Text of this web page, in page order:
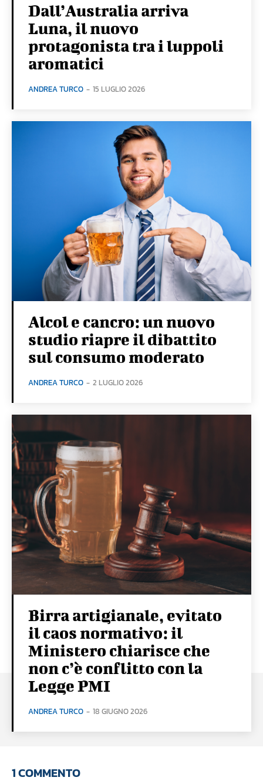
Dall’Australia arriva
Luna, il nuovo
protagonista tra i luppoli
aromatici
ANDREA TURCO - 15 LUGLIO 2026
Alcol e cancro: un nuovo
studio riapre il dibattito
sul consumo moderato
ANDREA TURCO - 2 LUGLIO 2026
Birra artigianale, evitato
il caos normativo: il
Ministero chiarisce che
non c’è conflitto con la
Legge PMI
ANDREA TURCO - 18 GIUGNO 2026
1 COMMENTO